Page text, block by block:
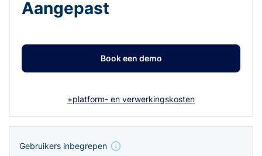
Aangepast
Book een demo
+platform- en verwerkingskosten
Gebruikers inbegrepen